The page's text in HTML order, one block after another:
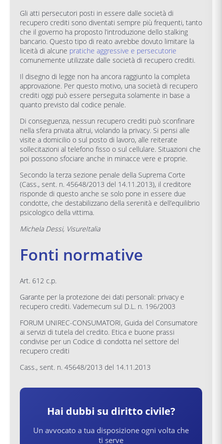
Gli atti persecutori posti in essere dalle società di
recupero crediti sono diventati sempre più frequenti, tanto
che il governo ha proposto l’introduzione dello stalking
bancario. Questo tipo di reato avrebbe dovuto limitare la
liceità di alcune pratiche aggressive e persecutorie
comunemente utilizzate dalle società di recupero crediti.
Il disegno di legge non ha ancora raggiunto la completa
approvazione. Per questo motivo, una società di recupero
crediti oggi può essere perseguita solamente in base a
quanto previsto dal codice penale.
Di conseguenza, nessun recupero crediti può sconfinare
nella sfera privata altrui, violando la privacy. Si pensi alle
visite a domicilio o sul posto di lavoro, alle reiterate
sollecitazioni al telefono fisso o sul cellulare. Situazioni che
poi possono sfociare anche in minacce vere e proprie.
Secondo la terza sezione penale della Suprema Corte
(Cass., sent. n. 45648/2013 del 14.11.2013), il creditore
risponde di questo anche se solo pone in essere due
condotte, che destabilizzano della serenità e dell’equilibrio
psicologico della vittima.
Michela Dessi, VisureItalia
Fonti normative
Art. 612 c.p.
Garante per la protezione dei dati personali: privacy e
recupero crediti. Vademecum sul D.L. n. 196/2003
FORUM UNIREC-CONSUMATORI, Guida del Consumatore
ai servizi di tutela del credito. Etica e buone prassi
condivise per un Codice di condotta nel settore del
recupero crediti
Cass., sent. n. 45648/2013 del 14.11.2013
Hai dubbi su diritto civile?
Un avvocato a tua disposizione ogni volta che
ti serve